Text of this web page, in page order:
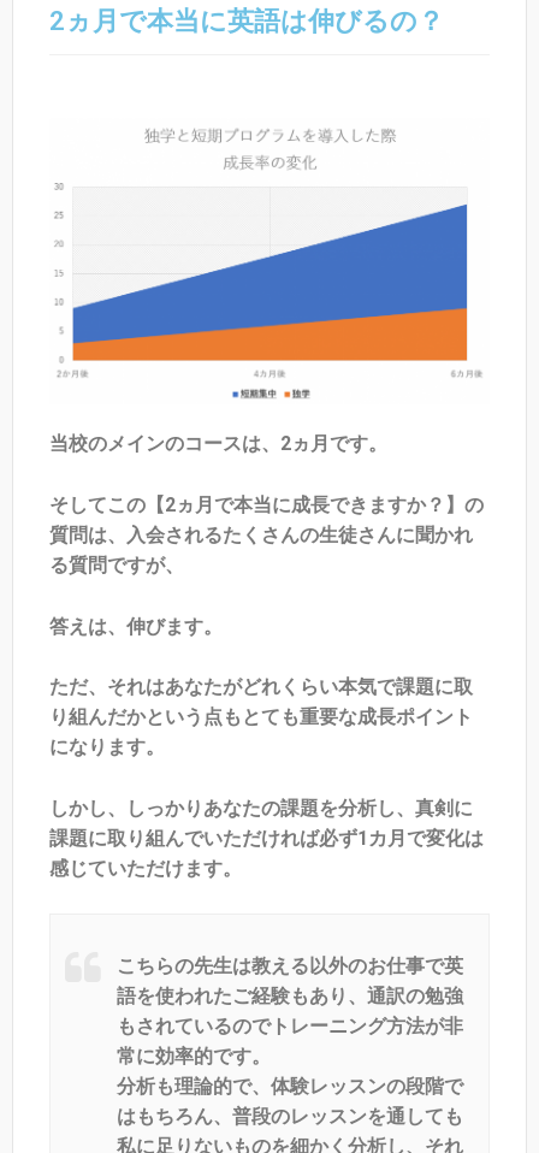
2ヵ月で本当に英語は伸びるの？
当校のメインのコースは、2ヵ月です。
そしてこの【2ヵ月で本当に成長できますか？】の
質問は、入会されるたくさんの生徒さんに聞かれ
る質問ですが、
答えは、伸びます。
ただ、それはあなたがどれくらい本気で課題に取
り組んだかという点もとても重要な成長ポイント
になります。
しかし、しっかりあなたの課題を分析し、真剣に
課題に取り組んでいただければ必ず1カ月で変化は
感じていただけます。
こちらの先生は教える以外のお仕事で英
語を使われたご経験もあり、通訳の勉強
もされているのでトレーニング方法が非
常に効率的です。
分析も理論的で、体験レッスンの段階で
はもちろん、普段のレッスンを通しても
私に足りないものを細かく分析し、それ